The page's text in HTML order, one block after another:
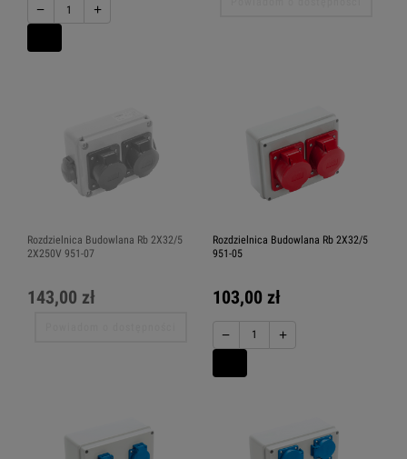
− +
Rozdzielnica Budowlana Rb 2X32/5
2X250V 951-07
143,00 zł
Rozdzielnica Budowlana Rb 2X32/5
951-05
103,00 zł
− +